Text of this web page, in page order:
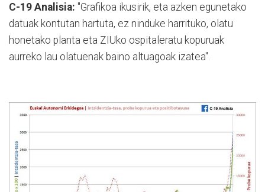
C-19 Analisia: "Grafikoa ikusirik, eta azken egunetako
datuak kontutan hartuta, ez ninduke harrituko, olatu
honetako planta eta ZIUko ospitaleratu kopuruak
aurreko lau olatuenak baino altuagoak izatea".